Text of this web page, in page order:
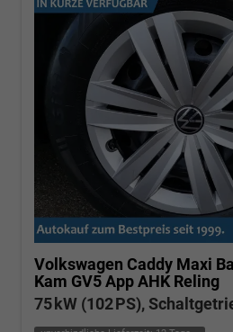
Volkswagen Caddy Maxi
Kam GV5 App AHK Reling
75 kW (102 PS),